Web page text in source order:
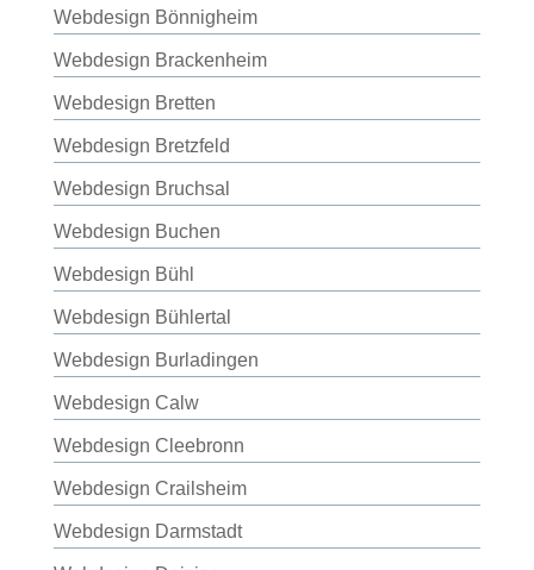
Webdesign Bönnigheim
Webdesign Brackenheim
Webdesign Bretten
Webdesign Bretzfeld
Webdesign Bruchsal
Webdesign Buchen
Webdesign Bühl
Webdesign Bühlertal
Webdesign Burladingen
Webdesign Calw
Webdesign Cleebronn
Webdesign Crailsheim
Webdesign Darmstadt